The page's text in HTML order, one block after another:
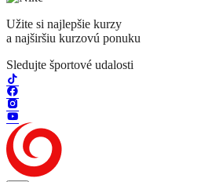
Užite si najlepšie kurzy
a najširšiu kurzovú ponuku
Sledujte športové udalosti